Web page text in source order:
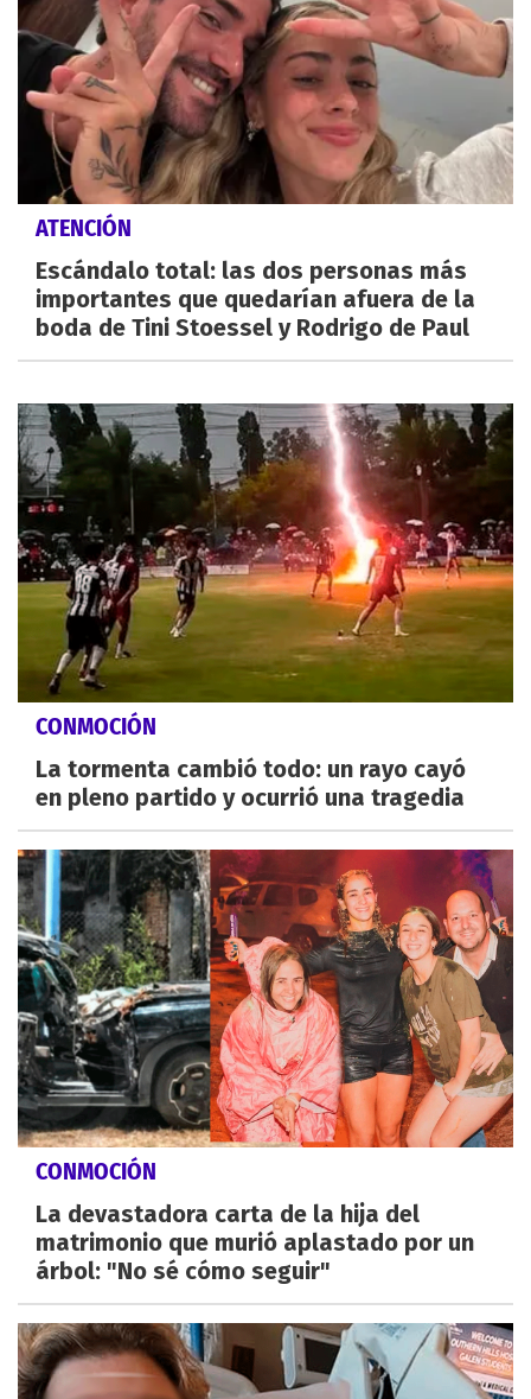
ATENCIÓN
Escándalo total: las dos personas más
importantes que quedarían afuera de la
boda de Tini Stoessel y Rodrigo de Paul
CONMOCIÓN
La tormenta cambió todo: un rayo cayó
en pleno partido y ocurrió una tragedia
CONMOCIÓN
La devastadora carta de la hija del
matrimonio que murió aplastado por un
árbol: "No sé cómo seguir"